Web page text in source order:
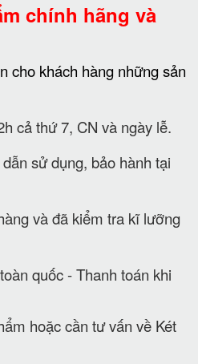
chính hãng và
cho khách hàng những sản
cả thứ 7, CN và ngày lễ.
sử dụng, bảo hành tại
và đã kiểm tra kĩ lưỡng
quốc - Thanh toán khi
hoặc cần tư vấn về Két